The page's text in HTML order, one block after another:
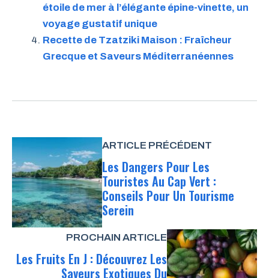
étoile de mer à l’élégante épine-vinette, un
voyage gustatif unique
Recette de Tzatziki Maison : Fraîcheur
Grecque et Saveurs Méditerranéennes
ARTICLE PRÉCÉDENT
Les Dangers Pour Les
Touristes Au Cap Vert :
Conseils Pour Un Tourisme
Serein
PROCHAIN ARTICLE
Les Fruits En J : Découvrez Les
Saveurs Exotiques Du